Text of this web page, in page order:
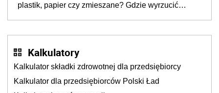
plastik, papier czy zmieszane? Gdzie wyrzucić
Kalkulatory
Kalkulator składki zdrowotnej dla przedsiębiorcy
Kalkulator dla przedsiębiorców Polski Ład